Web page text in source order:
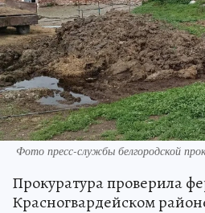
Фото пресс-службы белгородской
Прокуратура проверила
Красногвардейском